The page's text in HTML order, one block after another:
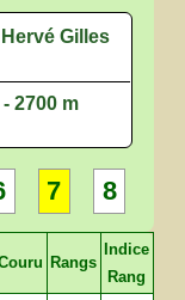
Gilles
2700 m
7 8
Rangs
Indice
Rang